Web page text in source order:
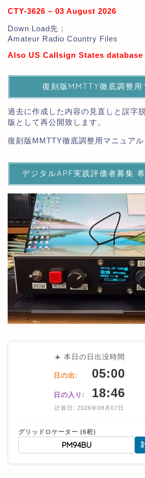
CTY-3626 – 03 August 2026
Down Load先：
Amateur Radio Country Files
Also US Callsign States database
復刻版MMTTY徹底調整用
過去に作成した内容の見直しと誤字
版として再公開致します。
復刻版MMTTY徹底調整用マニュアル
デジタルAPF実践評価者募集
☀️ 本日の日出没時間
日の出: 05:00
日の入り: 18:46
計算日: 2026年08月07日
グリッドロケーター (6桁)